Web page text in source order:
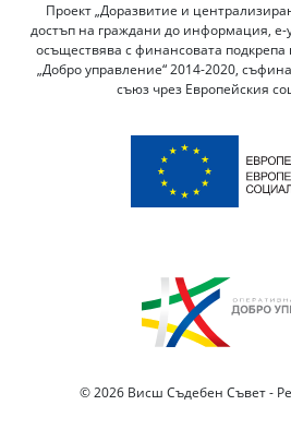
Проект „Доразвитие и
достъп на граждани до информация, е-
осъществява с финансовата
„Добро управление“ 2014-2020,
съюз чрез Европейския
© 2026 Висш Съдебен Съвет -